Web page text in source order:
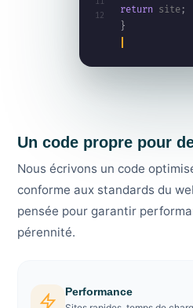
12
returnsite;
}
Un code propre pour
Nous écrivons un code
conforme aux standards du
pensée pour garantir
pérennité.
Performance